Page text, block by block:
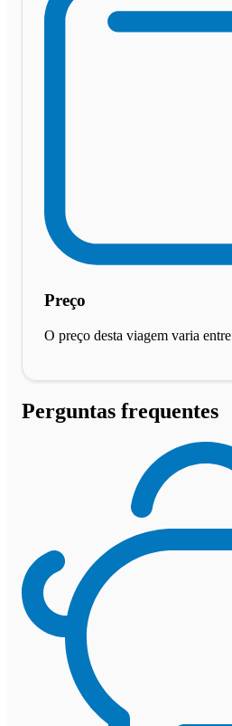
Preço
O preço desta viagem varia entre
Perguntas frequentes